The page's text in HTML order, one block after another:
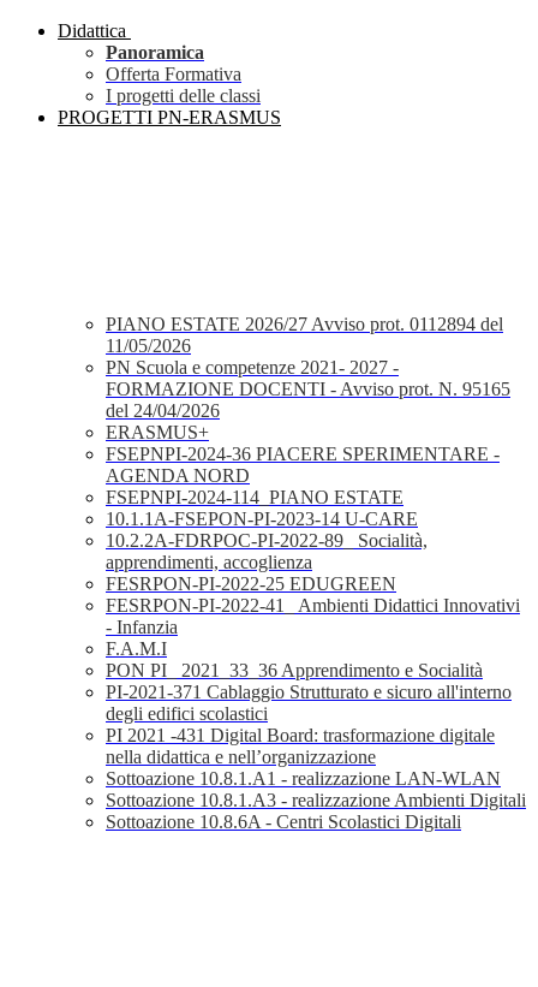
Didattica
Panoramica
Offerta Formativa
I progetti delle classi
PROGETTI PN-ERASMUS
PIANO ESTATE 2026/27 Avviso prot. 0112894 del
11/05/2026
PN Scuola e competenze 2021- 2027 -
FORMAZIONE DOCENTI - Avviso prot. N. 95165
del 24/04/2026
ERASMUS+
FSEPNPI-2024-36 PIACERE SPERIMENTARE -
AGENDA NORD
FSEPNPI-2024-114_PIANO ESTATE
10.1.1A-FSEPON-PI-2023-14 U-CARE
10.2.2A-FDRPOC-PI-2022-89_ Socialità,
apprendimenti, accoglienza
FESRPON-PI-2022-25 EDUGREEN
FESRPON-PI-2022-41_ Ambienti Didattici Innovativi
- Infanzia
F.A.M.I
PON PI_ 2021_33_36 Apprendimento e Socialità
PI-2021-371 Cablaggio Strutturato e sicuro all'interno
degli edifici scolastici
PI 2021 -431 Digital Board: trasformazione digitale
nella didattica e nell’organizzazione
Sottoazione 10.8.1.A1 - realizzazione LAN-WLAN
Sottoazione 10.8.1.A3 - realizzazione Ambienti Digitali
Sottoazione 10.8.6A - Centri Scolastici Digitali